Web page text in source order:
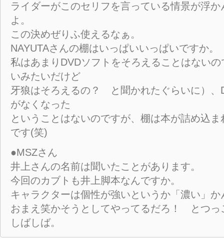
ライダーがこのセリフを言っている情景が浮
よ。
この決めぜりふ使えるなぁ。
NAYUTAさんの棚はいっぱいいっぱいですか。
私はあまりDVDソフトをそろえることはない
いみたいだけど
牙狼はそろえるの？ と聞かれたぐらいに）、
がなくなった
ということはないのですが、棚は本が詰め込
です(笑)
●MSZさん
井上さんの名前は聞いたことがあります。
今回のカブトも井上脚本なんですか。
キャラクターは個性が強いというか「濃い」
おまえ笑かそうとしてやってるだろ！ とつっ
しばしば。